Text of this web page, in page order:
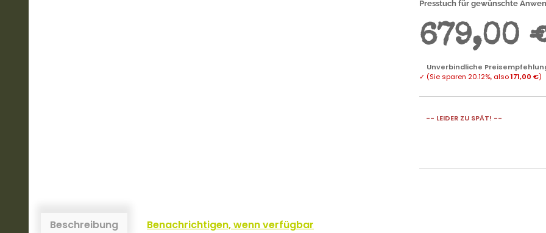
Presstuch für gewünschte
679,00
Unverbindliche
✓ (Sie sparen 20.12%, also171,00 €)
-- LEIDER ZU SPÄT! --
Beschreibung Benachrichtigen, wenn verfügbar